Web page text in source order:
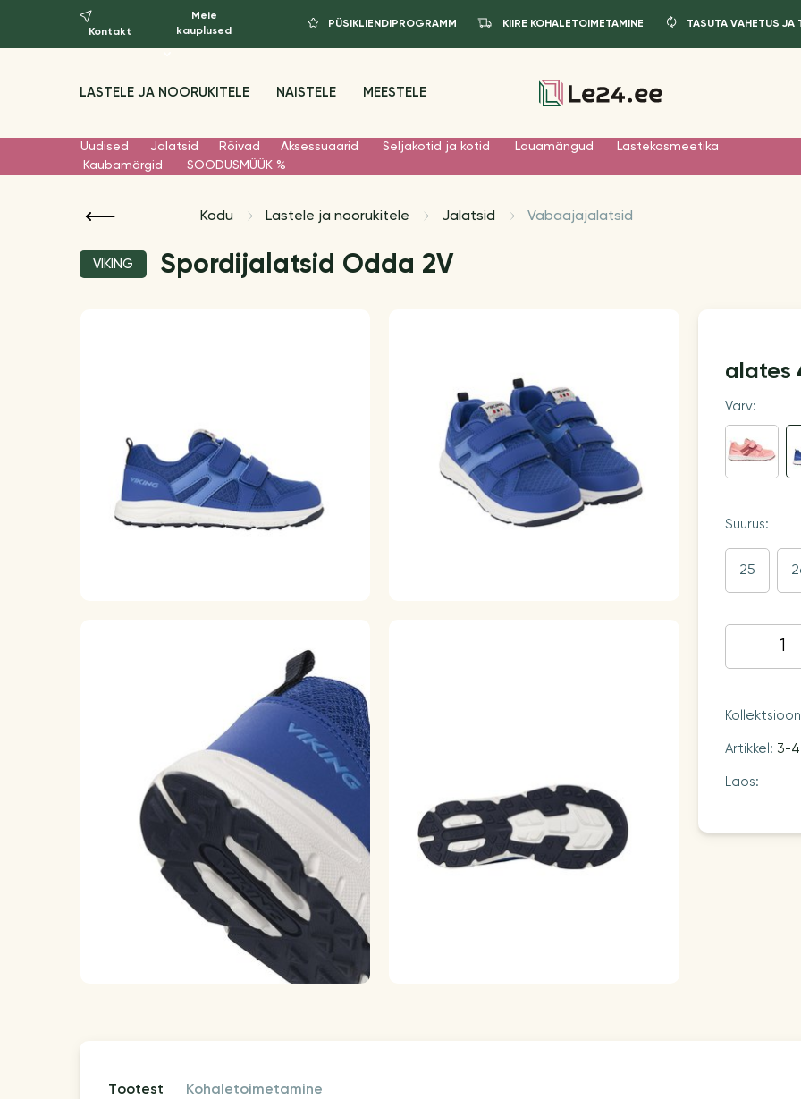
Kontakt
Meie
kauplused
PÜSIKLIENDIPROGRAMM KIIRE KOHALETOIMETAMINE TASUTA VAHETUS JA
LASTELE JA NOORUKITELE NAISTELE MEESTELE
Uudised Jalatsid Rõivad Aksessuaarid Seljakotid ja kotid Lauamängud
Lastekosmeetika
Kaubamärgid
SOODUSMÜÜK %
Kodu Lastele ja noorukitele Jalatsid Vabaajajalatsid
VIKING Spordijalatsid Odda 2V
alates
Värv:
Suurus:
25
Artikkel: 3-
Laos:
tootest kohaletoimetamine